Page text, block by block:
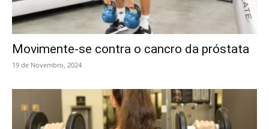
Movimente-se contra o cancro da próstata
19 de Novembro, 2024